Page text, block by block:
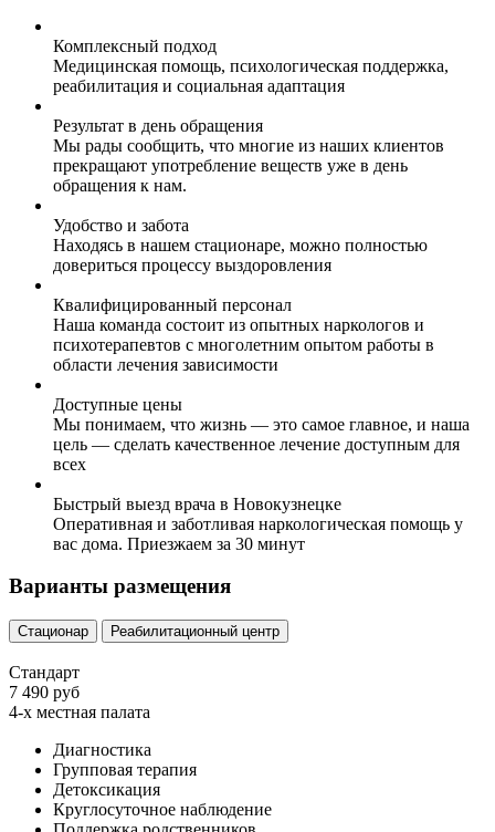
Комплексный подход
Медицинская помощь, психологическая поддержка,
реабилитация и социальная адаптация
Результат в день обращения
Мы рады сообщить, что многие из наших клиентов
прекращают употребление веществ уже в день
обращения к нам.
Удобство и забота
Находясь в нашем стационаре, можно полностью
довериться процессу выздоровления
Квалифицированный персонал
Наша команда состоит из опытных наркологов и
психотерапевтов с многолетним опытом работы в
области лечения зависимости
Доступные цены
Мы понимаем, что жизнь — это самое главное, и наша
цель — сделать качественное лечение доступным для
всех
Быстрый выезд врача в Новокузнецке
Оперативная и заботливая наркологическая помощь у
вас дома. Приезжаем за 30 минут
Варианты размещения
Стационар Реабилитационный центр
Стандарт
7 490 руб
4-х местная палата
Диагностика
Групповая терапия
Детоксикация
Круглосуточное наблюдение